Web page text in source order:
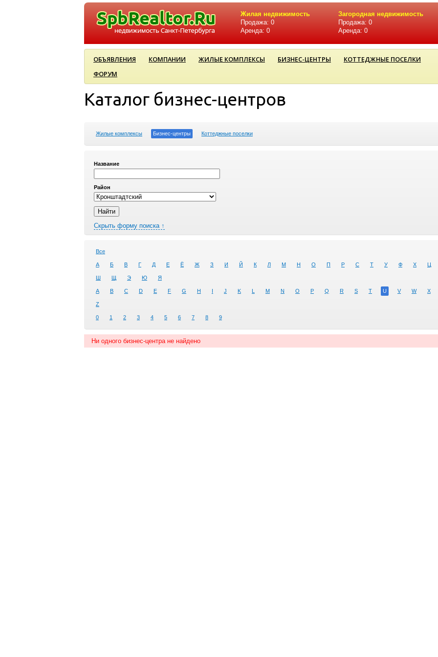
Жилая недвижимость
Продажа: 0
Аренда: 0
Загородная недвижимость
Продажа: 0
Аренда: 0
ОБЪЯВЛЕНИЯ КОМПАНИИ ЖИЛЫЕ КОМПЛЕКСЫ БИЗНЕС-ЦЕНТРЫ
КОТТЕДЖНЫЕ ПОСЕЛКИ
ФОРУМ
Каталог бизнес-центров
Жилые комплексы Бизнес-центры Коттеджные поселки
Название
Район
Скрыть форму поиска ↑
Все
А Б В Г Д Е Ё Ж З И Й К Л М Н О П Р С Т У Ф Х Ц
Ш Щ Э Ю Я
A B C D E F G H I J K L M N O P Q R S T U V W X
Z
0 1 2 3 4 5 6 7 8 9
Ни одного бизнес-центра не найдено